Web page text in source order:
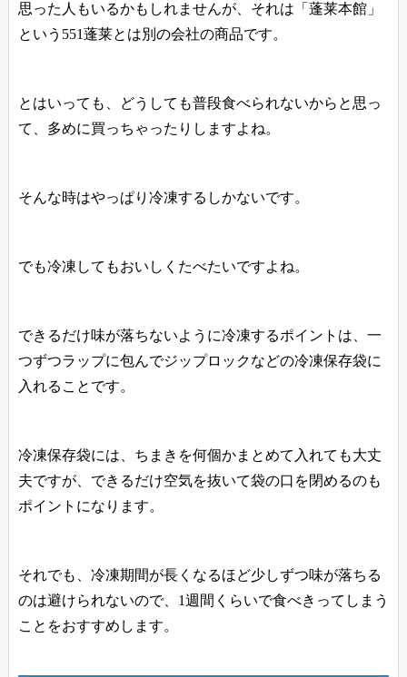
思った人もいるかもしれませんが、それは「蓬莱本館」
という551蓬莱とは別の会社の商品です。
とはいっても、どうしても普段食べられないからと思っ
て、多めに買っちゃったりしますよね。
そんな時はやっぱり冷凍するしかないです。
でも冷凍してもおいしくたべたいですよね。
できるだけ味が落ちないように冷凍するポイントは、一
つずつラップに包んでジップロックなどの冷凍保存袋に
入れる ことです。
冷凍保存袋には、ちまきを何個かまとめて入れても大丈
夫ですが、できるだけ空気を抜いて袋の口を閉めるのも
ポイントになります。
それでも、冷凍期間が長くなるほど少しずつ味が落ちる
のは避けられないので、1週間くらいで食べきってしまう
ことをおすすめします。